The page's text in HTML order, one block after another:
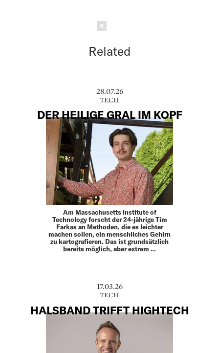
Related
28.07.26
TECH
DER HEILIGE GRAL IM KOPF
Am Massachusetts Institute of
Technology forscht der 24-jährige Tim
Farkas an Methoden, die es leichter
machen sollen, ein menschliches Gehirn
zu kartografieren. Das ist grundsätzlich
bereits möglich, aber extrem …
17.03.26
TECH
HALSBAND TRIFFT HIGHTECH